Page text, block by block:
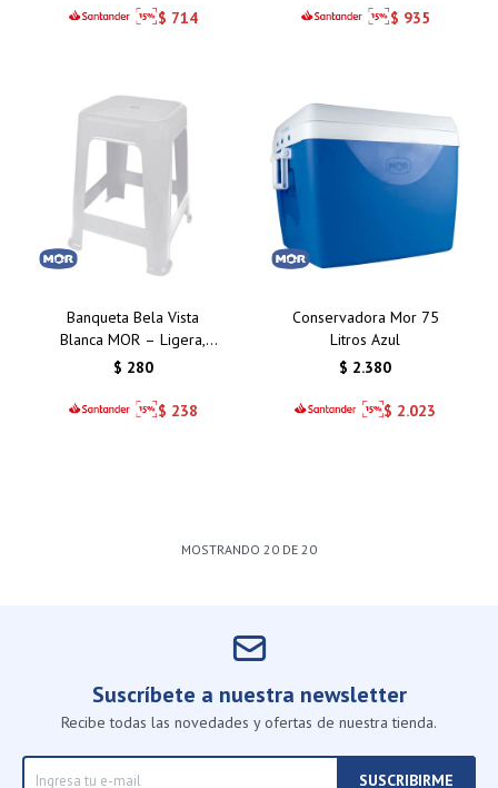
$ 714 $ 935
Banqueta Bela Vista
Blanca MOR – Ligera,
duradera y fácil de
interiores y exteriores
$ 280
$ 238
Conservadora Mor 75
Litros Azul
$ 2.380
$ 2.023
MOSTRANDO 20 DE 20
Suscríbete a nuestra newsletter
Recibe todas las novedades y ofertas de nuestra tienda.
SUSCRIBIRME